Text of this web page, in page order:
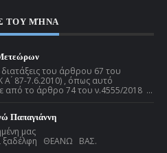
ΤΟΥ ΜΉΝΑ
του άρθρου 67 του
Α ́ 87-7.6.2010) , όπως αυτό
από το άρθρο 74 του ν.4555/2018 ...
Παπαγιάννη
μας
ξαδέλφη ΘΕΑΝΩ ΒΑΣ.